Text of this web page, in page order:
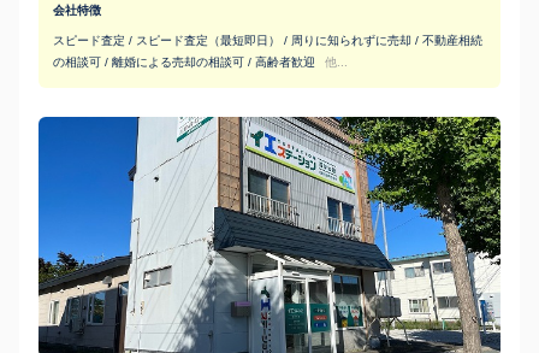
会社特徴
スピード査定 / スピード査定（最短即日） / 周りに知られずに売却 / 不動産相続
の相談可 / 離婚による売却の相談可 / 高齢者歓迎
他...